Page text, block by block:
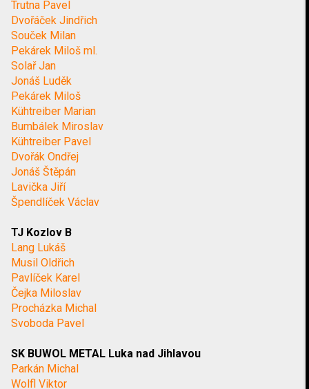
Trutna Pavel
Dvořáček Jindřich
Souček Milan
Pekárek Miloš ml.
Solař Jan
Jonáš Luděk
Pekárek Miloš
Kühtreiber Marian
Bumbálek Miroslav
Kühtreiber Pavel
Dvořák Ondřej
Jonáš Štěpán
Lavička Jiří
Špendlíček Václav
TJ Kozlov B
Lang Lukáš
Musil Oldřich
Pavlíček Karel
Čejka Miloslav
Procházka Michal
Svoboda Pavel
SK BUWOL METAL Luka nad Jihlavou
Parkán Michal
Wolfl Viktor